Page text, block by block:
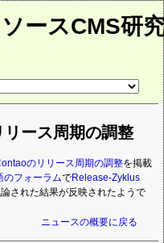
ースCMS研
ース周期の調整
のリリース周期の調整を掲載
のフォーラムでRelease-Zyklus
された結果が反映されたようで
ニュースの概要に戻る